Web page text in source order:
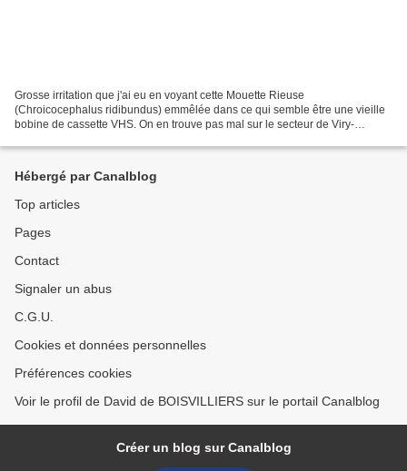
Grosse irritation que j'ai eu en voyant cette Mouette Rieuse
(Chroicocephalus ridibundus) emmêlée dans ce qui semble être une vieille
bobine de cassette VHS. On en trouve pas mal sur le secteur de Viry-
Hébergé par Canalblog
Top articles
Pages
Contact
Signaler un abus
C.G.U.
Cookies et données personnelles
Préférences cookies
Voir le profil de David de BOISVILLIERS sur le portail Canalblog
Créer un blog sur Canalblog